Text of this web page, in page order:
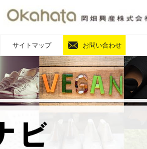
サイトマップ お問い合わせ